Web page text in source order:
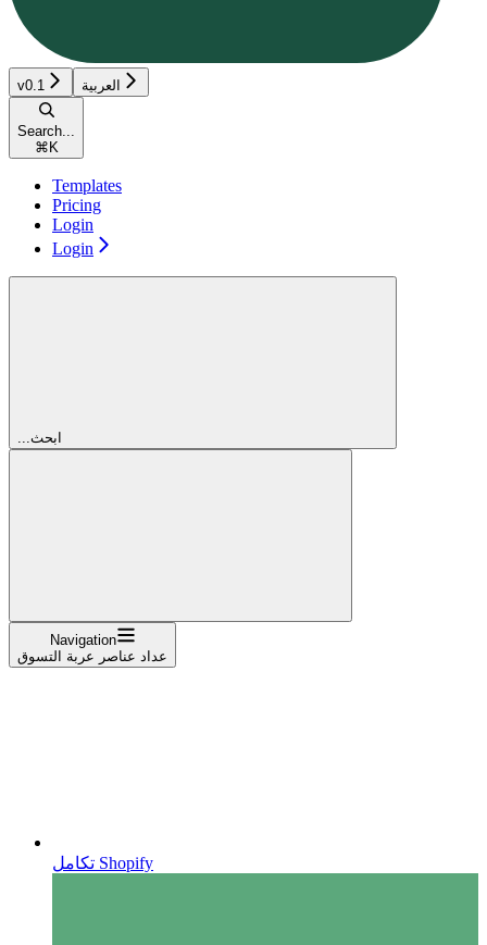
v0.1 العربية
Search...
⌘ K
Templates
Pricing
Login
Login
...ابحث
Navigation
عداد عناصر عربة التسوق
تكامل Shopify